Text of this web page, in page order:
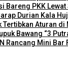
PKK
Durian Kala
Tertibkan Aturan
Bawang “3
Rancang Mini